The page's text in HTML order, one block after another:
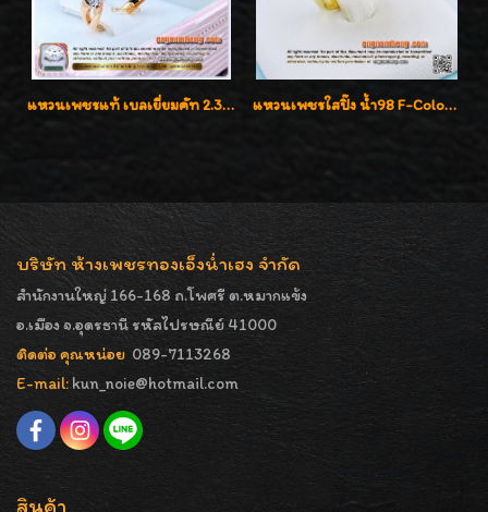
แหวนเพชรแท้ เบลเยี่ยมคัท 2.39 กะรัต น้ำ 98 F-Color/VVS ดีไซน์หน้ากว้างหรูเต็มนิ้ว แหวนเพชรใสปิ๊ง น้ำ98 F-Color/VVS1 น้ำหนักเพชรรวม 2.56 กะรัต ใส่เต็มนิ้วเพชรเป็นน้ำเป็นเนื้อสวยมากๆค่ะ
บริษัท ห้างเพชรทองเอ็งน่ำเฮง จำกัด
สำนักงานใหญ่ 166-168 ถ.โพศรี ต.หมากแข้ง
อ.เมือง จ.อุดรธานี รหัสไปรษณีย์ 41000
ติดต่อ คุณหน่อย 089-7113268
E-mail: kun_noie@hotmail.com
สินค้า